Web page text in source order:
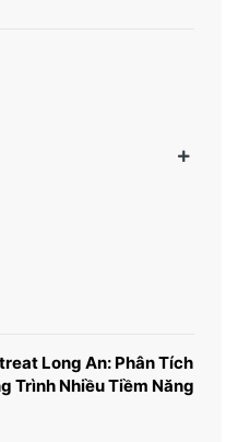
Long An: Phân Tích
Trình Nhiều Tiềm Năng